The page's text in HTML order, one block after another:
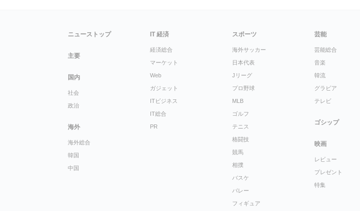
ニューストップ
主要
国内
社会
政治
海外
海外総合
韓国
中国
IT 経済
経済総合
マーケット
Web
ガジェット
ITビジネス
IT総合
PR
スポーツ
海外サッカー
日本代表
Jリーグ
プロ野球
MLB
ゴルフ
テニス
格闘技
競馬
相撲
バスケ
バレー
フィギュア
芸能
芸能総合
音楽
韓流
グラビア
テレビ
ゴシップ
映画
レビュー
プレゼント
特集